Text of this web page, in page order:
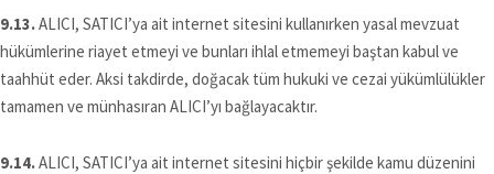
9.13.ALICI, SATICI’ya ait internet sitesini kullanırken yasal mevzuat
hükümlerine riayet etmeyi ve bunları ihlal etmemeyi baştan kabul ve
taahhüt eder. Aksi takdirde, doğacak tüm hukuki ve cezai yükümlülükler
tamamen ve münhasıran ALICI’yı bağlayacaktır.
9.14.ALICI, SATICI’ya ait internet sitesini hiçbir şekilde kamu düzenini